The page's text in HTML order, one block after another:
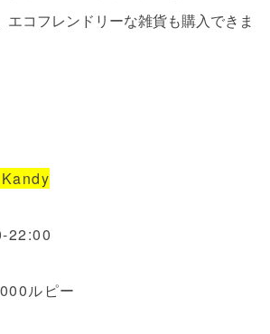
エコフレンドリーな雑貨も購入できま
22:00
ルピー